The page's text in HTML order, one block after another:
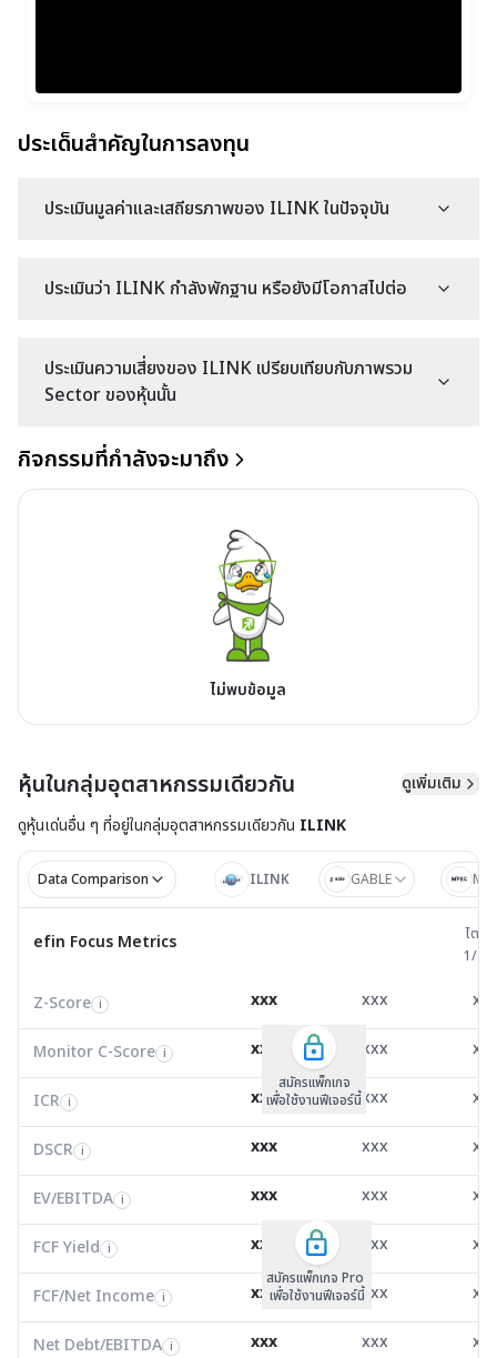
ประเด็นสำคัญในการลงทุน
ประเมินมูลค่าและเสถียรภาพของ ILINK ในปัจจุบัน
ประเมินว่า ILINK กำลังพักฐาน หรือยังมีโอกาสไปต่อ
ประเมินความเสี่ยงของ ILINK เปรียบเทียบกับภาพรวม
Sector ของหุ้นนั้น
กิจกรรมที่กำลังจะมาถึง
ไม่พบข้อมูล
หุ้นในกลุ่มอุตสาหกรรมเดียวกัน
ดูเพิ่มเติม
ดูหุ้นเด่นอื่น ๆ ที่อยู่ในกลุ่มอุตสาหกรรมเดียวกัน ILINK
Data Comparison ILINK GABLE
efin Focus Metrics ไตรมาส
Z-Score i 2.53 2.31
Monitor C-Score
0.00 0.00
ICR i 434.50 98.98
DSCR
EV/EBITDA
-23.53 8.88
FCF Yield i 0.00 0.00
FCF/Net Income
0.00 0.00
9.26 -2.14
ROIC i -9.23 -50.81
efin Focus Metrics
ไตรม
1/
Z-Score i
Monitor C-Score i
ICR i
DSCR i
สมัครแพ็คเกจ B
เพื่อใช้งานฟีเจอร์นี้
EV/EBITDA
FCF Yield i
FCF/Net Income
Net Debt/EBITDA
ROIC i
สมัครแพ็คเกจ B
เพื่อใช้งานฟีเจอร์นี้
Z-Score i xxx xxx
Monitor C-Score i xxx xxx
ICR i xxx xxx
DSCR i xxx xxx
สมัครแพ็กเกจ
เพื่อใช้งานฟีเจอร์นี้
EV/EBITDA i xxx xxx
FCF Yield i xxx xxx
FCF/Net Income i xxx xxx
Net Debt/EBITDA i xxx xxx
สมัครแพ็กเกจ Pro
เพื่อใช้งานฟีเจอร์นี้